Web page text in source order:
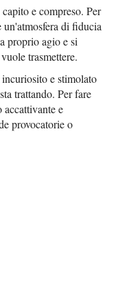
e compreso. Per
un'atmosfera di fiducia
proprio agio e si
trasmettere.
e stimolato
trattando. Per fare
e
provocatorie o